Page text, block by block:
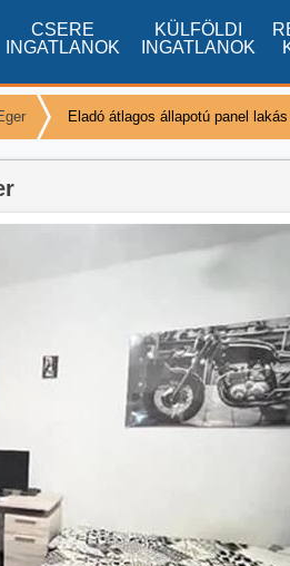
CSERE
INGATLANOK
KÜLFÖLDI
INGATLANOK
Eladó átlagos állapotú panel